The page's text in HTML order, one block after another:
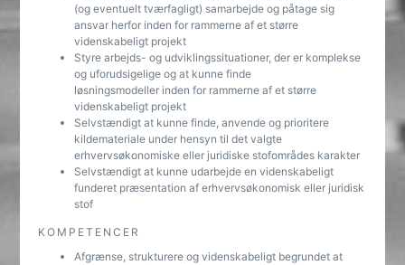
(og eventuelt tværfagligt) samarbejde og påtage sig
ansvar herfor inden for rammerne af et større
videnskabeligt projekt
Styre arbejds- og udviklingssituationer, der er komplekse
og uforudsigelige og at kunne finde
løsningsmodeller inden for rammerne af et større
videnskabeligt projekt
Selvstændigt at kunne finde, anvende og prioritere
kildemateriale under hensyn til det valgte
erhvervsøkonomiske eller juridiske stofområdes karakter
Selvstændigt at kunne udarbejde en videnskabeligt
funderet præsentation af erhvervsøkonomisk eller juridisk
stof
KOMPETENCER
Afgrænse, strukturere og videnskabeligt begrundet at